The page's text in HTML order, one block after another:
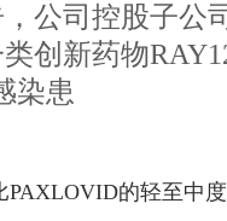
公司控股子公
创新药物
染患
的轻至中